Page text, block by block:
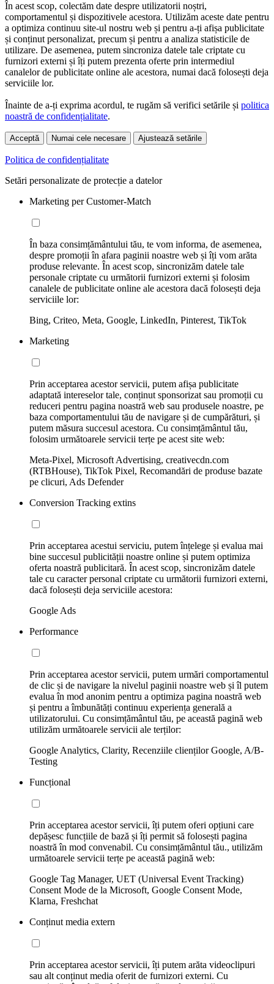
În acest scop, colectăm date despre utilizatorii noștri,
comportamentul și dispozitivele acestora. Utilizăm aceste date pentru
a optimiza continuu site-ul nostru web și pentru a-ți afișa publicitate
și conținut personalizat, precum și pentru a analiza statisticile de
utilizare. De asemenea, putem sincroniza datele tale criptate cu
furnizori externi și îți putem prezenta oferte prin intermediul
canalelor de publicitate online ale acestora, numai dacă folosești deja
serviciile lor.
Înainte de a-ți exprima acordul, te rugăm să verifici setările și politica
noastră de confidențialitate.
Acceptă Numai cele necesare Ajustează setările
Politica de confidențialitate
Setări personalizate de protecție a datelor
Marketing per Customer-Match
În baza consimțământului tău, te vom informa, de asemenea,
despre promoții în afara paginii noastre web și îți vom arăta
produse relevante. În acest scop, sincronizăm datele tale
personale criptate cu următorii furnizori externi și folosim
canalele de publicitate online ale acestora dacă folosești deja
serviciile lor:
Bing, Criteo, Meta, Google, LinkedIn, Pinterest, TikTok
Marketing
Prin acceptarea acestor servicii, putem afișa publicitate
adaptată intereselor tale, conținut sponsorizat sau promoții cu
reduceri pentru pagina noastră web sau produsele noastre, pe
baza comportamentului tău de navigare și de cumpărături, și
putem măsura succesul acestora. Cu consimțământul tău,
folosim următoarele servicii terțe pe acest site web:
Meta-Pixel, Microsoft Advertising, creativecdn.com
(RTBHouse), TikTok Pixel, Recomandări de produse bazate
pe clicuri, Ads Defender
Conversion Tracking extins
Prin acceptarea acestui serviciu, putem înțelege și evalua mai
bine succesul publicității noastre online și putem optimiza
oferta noastră publicitară. În acest scop, sincronizăm datele
tale cu caracter personal criptate cu următorii furnizori externi,
dacă folosești deja serviciile acestora:
Google Ads
Performance
Prin acceptarea acestor servicii, putem urmări comportamentul
de clic și de navigare la nivelul paginii noastre web și îl putem
evalua în mod anonim pentru a optimiza pagina noastră web
și pentru a îmbunătăți continuu experiența generală a
utilizatorului. Cu consimțământul tău, pe această pagină web
utilizăm următoarele servicii ale terților:
Google Analytics, Clarity, Recenziile clienților Google, A/B-
Testing
Funcțional
Prin acceptarea acestor servicii, îți putem oferi opțiuni care
depășesc funcțiile de bază și îți permit să folosești pagina
noastră în mod convenabil. Cu consimțământul tău., utilizăm
următoarele servicii terțe pe această pagină web:
Google Tag Manager, UET (Universal Event Tracking)
Consent Mode de la Microsoft, Google Consent Mode,
Klarna, Freshchat
Conținut media extern
Prin acceptarea acestor servicii, îți putem arăta videoclipuri
sau alt conținut media oferit de furnizori externi. Cu